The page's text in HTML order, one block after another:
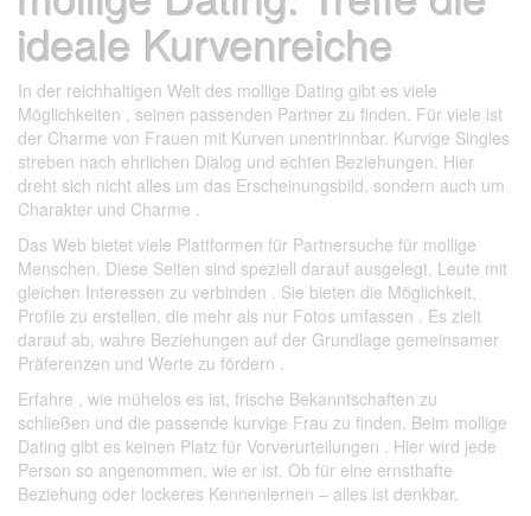
ideale Kurvenreiche
In der reichhaltigen Welt des mollige Dating gibt es viele
Möglichkeiten , seinen passenden Partner zu finden. Für viele ist
der Charme von Frauen mit Kurven unentrinnbar. Kurvige Singles
streben nach ehrlichen Dialog und echten Beziehungen. Hier
dreht sich nicht alles um das Erscheinungsbild, sondern auch um
Charakter und Charme .
Das Web bietet viele Plattformen für Partnersuche für mollige
Menschen. Diese Seiten sind speziell darauf ausgelegt, Leute mit
gleichen Interessen zu verbinden . Sie bieten die Möglichkeit,
Profile zu erstellen, die mehr als nur Fotos umfassen . Es zielt
darauf ab, wahre Beziehungen auf der Grundlage gemeinsamer
Präferenzen und Werte zu fördern .
Erfahre , wie mühelos es ist, frische Bekanntschaften zu
schließen und die passende kurvige Frau zu finden. Beim mollige
Dating gibt es keinen Platz für Vorverurteilungen . Hier wird jede
Person so angenommen, wie er ist. Ob für eine ernsthafte
Beziehung oder lockeres Kennenlernen – alles ist denkbar.